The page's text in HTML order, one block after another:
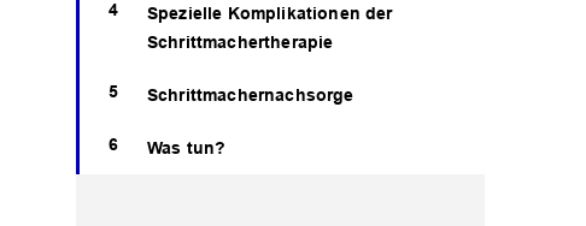
Spezielle Komplikationen der
Schrittmachertherapie
Schrittmachernachsorge
Was tun?